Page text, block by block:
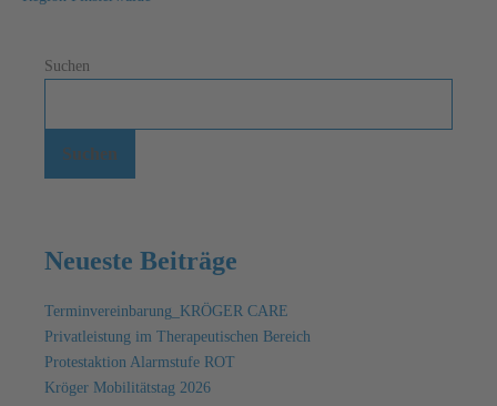
Suchen
Suchen
Neueste Beiträge
Terminvereinbarung_KRÖGER CARE
Privatleistung im Therapeutischen Bereich
Protestaktion Alarmstufe ROT
Kröger Mobilitätstag 2026